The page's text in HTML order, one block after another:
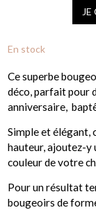
En stock
Ce superbe
déco, parfait pour
anniversaire,
Simple et élégant,
hauteur, ajoutez-y
couleur de votre
Pour un résultat
bougeoirs de